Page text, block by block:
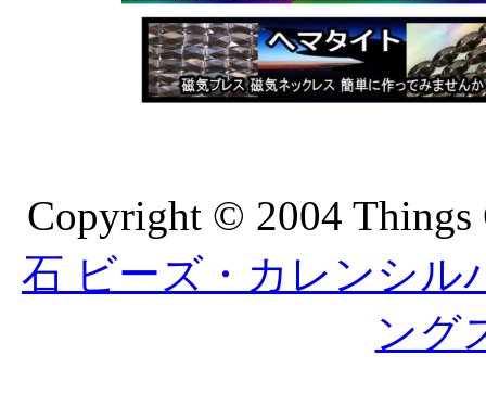
Copyright © 2004
石 ビーズ・カレンシル
ング